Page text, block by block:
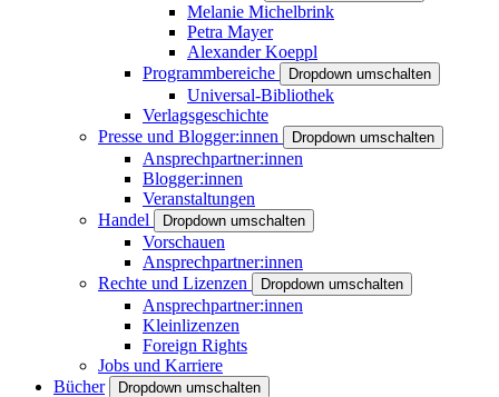
Melanie Michelbrink
Petra Mayer
Alexander Koeppl
Programmbereiche
Dropdown umschalten
Universal-Bibliothek
Verlagsgeschichte
Presse und Blogger:innen
Dropdown umschalten
Ansprechpartner:innen
Blogger:innen
Veranstaltungen
Handel
Dropdown umschalten
Vorschauen
Ansprechpartner:innen
Rechte und Lizenzen
Dropdown umschalten
Ansprechpartner:innen
Kleinlizenzen
Foreign Rights
Jobs und Karriere
Bücher
Dropdown umschalten